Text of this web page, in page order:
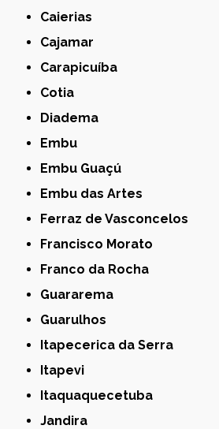
Caierias
Cajamar
Carapicuíba
Cotia
Diadema
Embu
Embu Guaçú
Embu das Artes
Ferraz de Vasconcelos
Francisco Morato
Franco da Rocha
Guararema
Guarulhos
Itapecerica da Serra
Itapevi
Itaquaquecetuba
Jandira